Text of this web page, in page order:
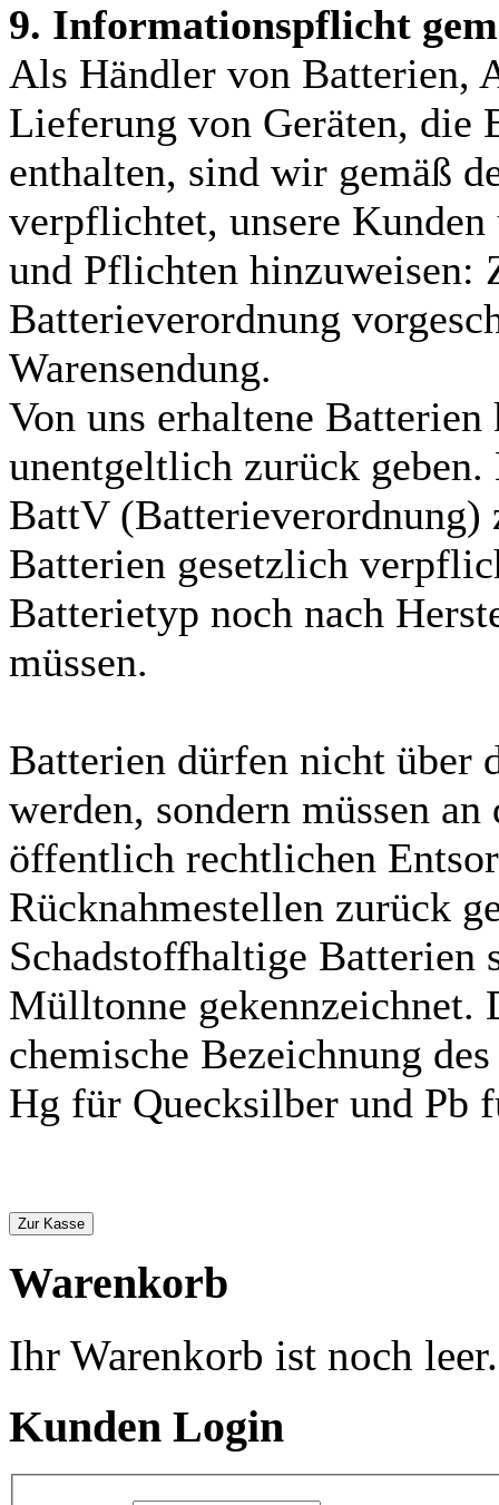
9. Informationspflicht
Als Händler von Batterien,
Lieferung von Geräten, die
enthalten, sind wir gemäß
verpflichtet, unsere Kunden
und Pflichten hinzuweisen:
Batterieverordnung
Warensendung.
Von uns erhaltene
unentgeltlich zurück geben.
BattV (Batterieverordnung)
Batterien gesetzlich
Batterietyp noch nach
müssen.
Batterien dürfen nicht über
werden, sondern müssen
öffentlich rechtlichen
Rücknahmestellen zurück
Schadstoffhaltige Batterien
Mülltonne gekennzeichnet.
chemische Bezeichnung
Hg für Quecksilber und Pb
Zur Kasse
Warenkorb
Ihr Warenkorb ist noch leer.
Kunden Login